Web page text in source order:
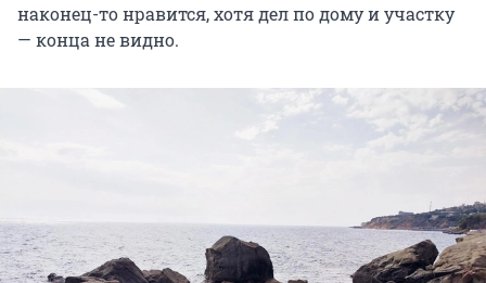
наконец-то нравится, хотя дел по дому и участку
— конца не видно.